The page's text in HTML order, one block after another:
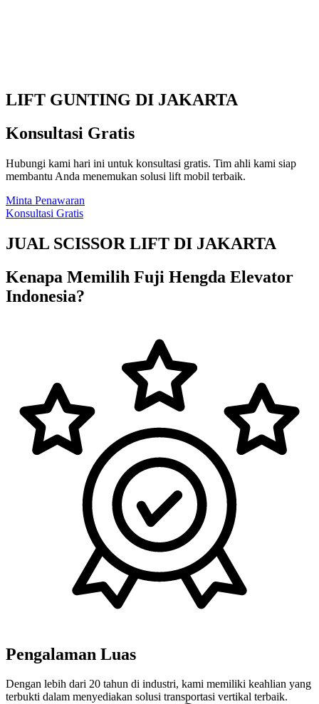
LIFT GUNTING DI JAKARTA
Konsultasi Gratis
Hubungi kami hari ini untuk konsultasi gratis. Tim ahli kami siap
membantu Anda menemukan solusi lift mobil terbaik.
Minta Penawaran
Konsultasi Gratis
JUAL SCISSOR LIFT DI JAKARTA
Kenapa Memilih Fuji Hengda Elevator
Indonesia?
Pengalaman Luas
Dengan lebih dari 20 tahun di industri, kami memiliki keahlian yang
terbukti dalam menyediakan solusi transportasi vertikal terbaik.